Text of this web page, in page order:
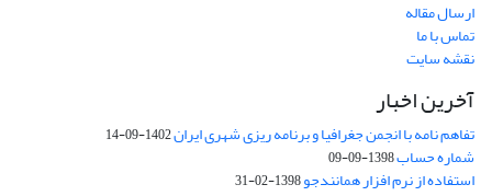
ارسال مقاله
تماس با ما
نقشه سایت
آخرین اخبار
تفاهم نامه با انجمن جغرافیا و برنامه ریزی شهری ایران1402-09-14
شماره حساب1398-09-09
استفاده از نرم افزار همانندجو1398-02-31